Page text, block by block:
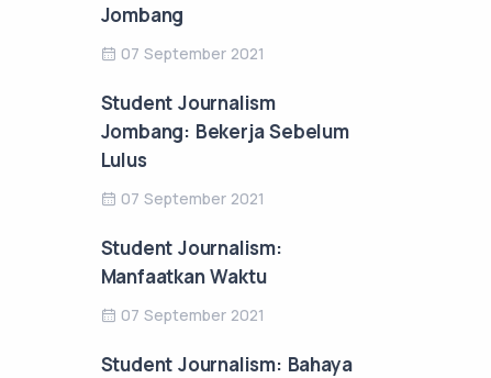
Jombang
07 September 2021
Student Journalism
Jombang: Bekerja Sebelum
Lulus
07 September 2021
Student Journalism:
Manfaatkan Waktu
07 September 2021
Student Journalism: Bahaya